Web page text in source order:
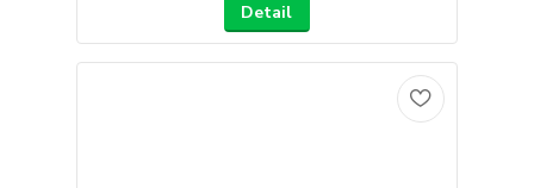
Detail